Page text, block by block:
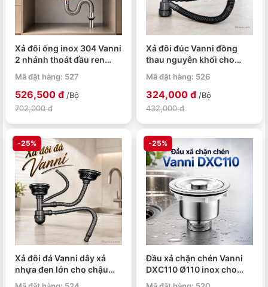
Xả đôi ống inox 304 Vanni
2 nhánh thoát đầu ren
Mã đặt hàng: 527
526,500 đ /Bộ
702,000 đ
Xả đôi đúc Vanni đồng
thau nguyên khối cho
Mã đặt hàng: 526
324,000 đ /Bộ
432,000 đ
-25%
Xả đôi đá Vanni dây xả
nhựa đen lớn cho chậu
rửa đôi
-25%
Đầu xả chặn chén Vanni
DXC110 Ø110 inox cho
chậu rửa